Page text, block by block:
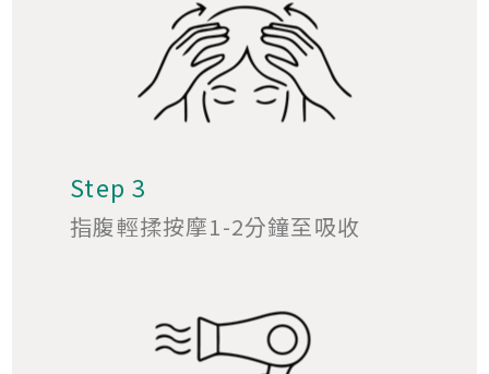
Step 3
指腹輕揉按摩1-2分鐘至吸收